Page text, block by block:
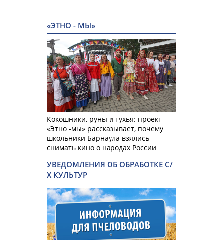
«ЭТНО - МЫ»
Кокошники, руны и тухья: проект
«Этно -мы» рассказывает, почему
школьники Барнаула взялись
снимать кино о народах России
УВЕДОМЛЕНИЯ ОБ ОБРАБОТКЕ С/
Х КУЛЬТУР